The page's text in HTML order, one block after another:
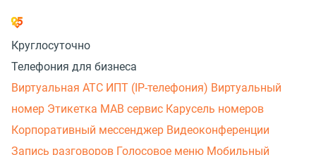
Круглосуточно
Телефония для бизнеса
Виртуальная АТС ИПТ (IP-телефония) Виртуальный
номер Этикетка МАВ сервис Карусель номеров
Корпоративный мессенджер Видеоконференции
Запись разговоров Голосовое меню Мобильный